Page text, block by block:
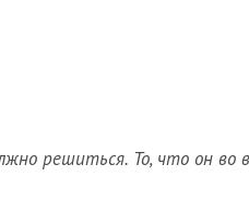
решиться. То, что он во